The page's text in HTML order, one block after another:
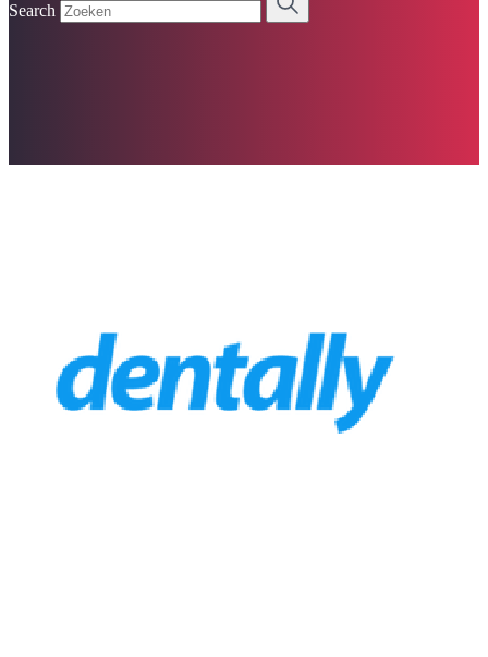
Search